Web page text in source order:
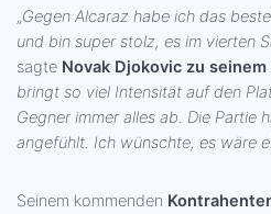
„Gegen Alcaraz habe ich das
und bin super stolz, es im vierten
sagte Novak Djokovic zu
bringt so viel Intensität auf den
Gegner immer alles ab. Die Partie
angefühlt. Ich wünschte, es wäre
Seinem kommenden